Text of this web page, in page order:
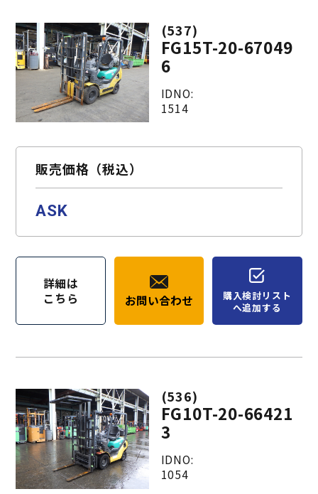
(537)
FG15T-20-67049
6
IDNO:
1514
販売価格（税込）
ASK
詳細は
こちら
お問い合わせ
購入検討リスト
へ追加する
(536)
FG10T-20-66421
3
IDNO:
1054